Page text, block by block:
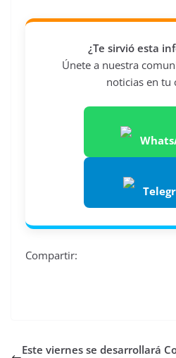
¿Te sirvió esta
Únete a nuestra
noticias en tu
Compartir:
Este viernes se desarrollará